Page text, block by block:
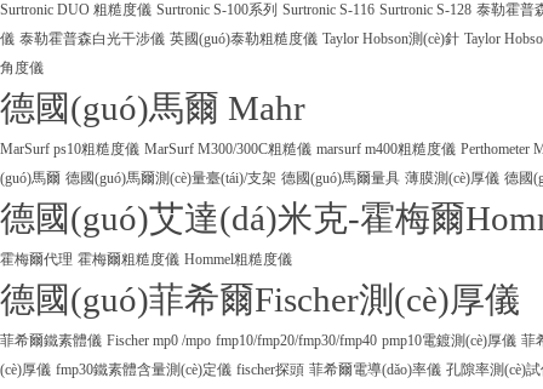
Surtronic DUO 粗糙度儀 Surtronic S-100系列 Surtronic S-116 Surtronic S-128 泰勒霍普
儀 泰勒霍普森白光干涉儀 英國(guó)泰勒粗糙度儀 Taylor Hobson測(cè)針 Taylor
角度儀
德國(guó)馬爾 Mahr
MarSurf ps10粗糙度儀 MarSurf M300/300C粗糙儀 marsurf m400粗糙度儀 Perthometer
(guó)馬爾 德國(guó)馬爾測(cè)量臺(tái)/支架 德國(guó)馬爾量具 薄膜測(cè)厚儀 德國
德國(guó)艾達(dá)米克-霍梅爾
霍梅爾代理 霍梅爾粗糙度儀 Hommel粗糙度儀
德國(guó)菲希爾Fischer測(cè)厚儀
菲希爾鐵素體儀 Fischer mp0 /mpo fmp10/fmp20/fmp30/fmp40 pmp10電鍍測(cè)厚儀 菲
(cè)厚儀 fmp30鐵素體含量測(cè)定儀 fischer探頭 菲希爾電導(dǎo)率儀 孔隙率測(cè)